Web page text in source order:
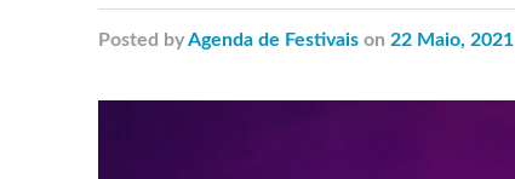
Posted byAgenda de Festivais on 22 Maio, 2021